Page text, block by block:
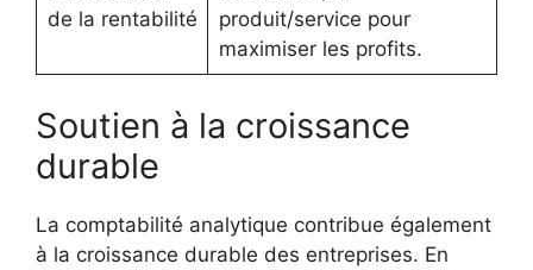
de la rentabilité
produit/service pour
maximiser les profits.
Soutien à la croissance
durable
La comptabilité analytique contribue également
à la croissance durable des entreprises. En